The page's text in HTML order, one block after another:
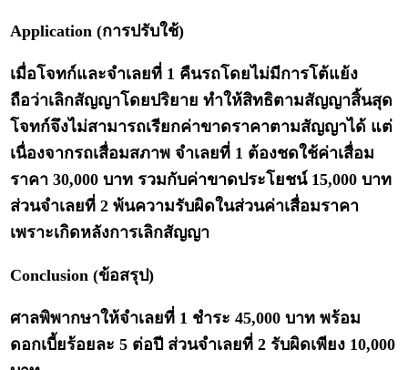
Application (การปรับใช้)
เมื่อโจทก์และจำเลยที่ 1 คืนรถโดยไม่มีการโต้แย้ง
ถือว่าเลิกสัญญาโดยปริยาย ทำให้สิทธิตามสัญญาสิ้นสุด
โจทก์จึงไม่สามารถเรียกค่าขาดราคาตามสัญญาได้ แต่
เนื่องจากรถเสื่อมสภาพ จำเลยที่ 1 ต้องชดใช้ค่าเสื่อม
ราคา 30,000 บาท รวมกับค่าขาดประโยชน์ 15,000 บาท
ส่วนจำเลยที่ 2 พ้นความรับผิดในส่วนค่าเสื่อมราคา
เพราะเกิดหลังการเลิกสัญญา
Conclusion (ข้อสรุป)
ศาลพิพากษาให้จำเลยที่ 1 ชำระ 45,000 บาท พร้อม
ดอกเบี้ยร้อยละ 5 ต่อปี ส่วนจำเลยที่ 2 รับผิดเพียง 10,000